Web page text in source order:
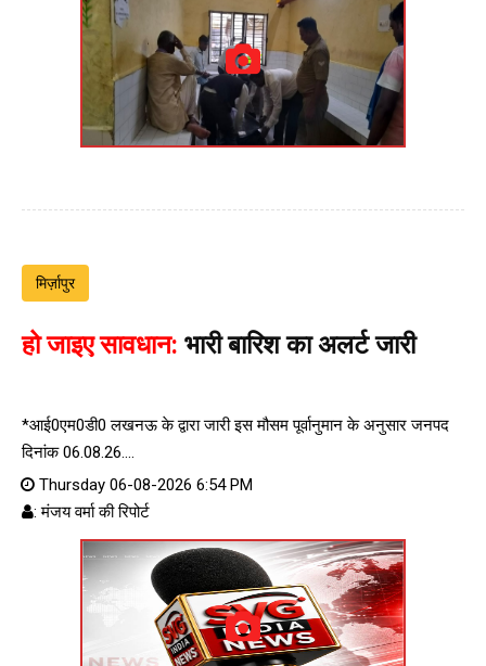
मिर्ज़ापुर
हो जाइए सावधान: भारी बारिश का अलर्ट जारी
*आई0एम0डी0 लखनऊ के द्वारा जारी इस मौसम पूर्वानुमान के अनुसार जनपद
दिनांक 06.08.26....
Thursday 06-08-2026 6:54 PM
: मंजय वर्मा की रिपोर्ट